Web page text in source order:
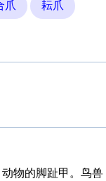
爪 耘爪
动物的脚趾甲。鸟兽